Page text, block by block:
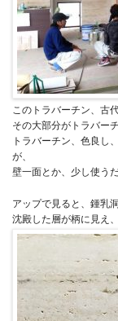
このトラバーチン、古
その大部分がトラバー
トラバーチン、色良し
が、
壁一面とか、少し使う
アップで見ると、鍾乳
沈殿した層が柄に見え